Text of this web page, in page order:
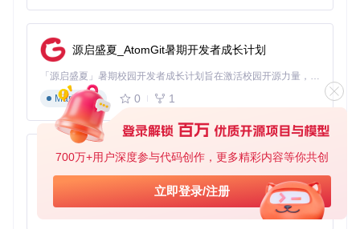
700万+用户深度参与代码创作，更多精彩内容等你共创
立即登录/注册
    .addStep(teamReviewer::review)
// 团队成员审核
    .build();
// 执行并收集结果
适用场景：招聘筛选、内容审核、多专家决策
性能指标：并行任务加速比达3.8x（4个任务）
2.3 检索增强生成(RAG)：连接外部知识的智能问答
技术方案：LangChain4j的RAG模块支持多种向量存储和检索
源启盛夏_AtomGit暑期开发者成长计划
「源启盛夏」暑期校园开发者成长计划旨在激活校园开源力量，通过积分激励、认证扶持、资源倾斜等形式，引导高校组织和开发者完成「入驻 — 建项目 — 做贡献 — 获认证 — 得资源」的完整闭环。无论你是想带领社团入驻平台的组织者，还是希望用代码贡献证明自己的开发者，都能在这里找到属于你的成长路径。
Markdown
0 1
py-xiaozhi
基于Python的Xiaozhi AI，适用于想要完整Xiaozhi体验而无需拥有专用硬件的用户。
Python
0 1